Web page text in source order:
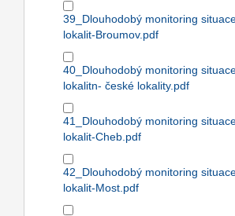
39_Dlouhodobý monitoring
lokalit-Broumov.pdf
40_Dlouhodobý monitoring
lokalitn- české lokality.pdf
41_Dlouhodobý monitoring
lokalit-Cheb.pdf
42_Dlouhodobý monitoring
lokalit-Most.pdf